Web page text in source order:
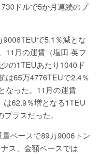
ドルで5か月連続のプ
で5.1％減とな
11月の運賃（塩田-英フ
の1TEUあたり1040ド
は65万4776TEUで2.4％
なった。11月の運賃
は62.9％増となる1TEU
ラスだった。
ベースで89万9006トン
ス、金額ベースでは